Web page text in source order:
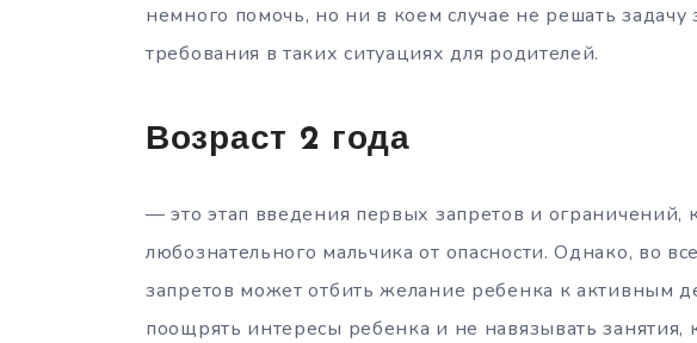
немного помочь, но ни в коем случае не решать
требования в таких ситуациях для родителей.
Возраст 2 года
— это этап введения первых запретов и ограничений,
любознательного мальчика от опасности. Однако, во
запретов может отбить желание ребенка к активным
поощрять интересы ребенка и не навязывать занятия,